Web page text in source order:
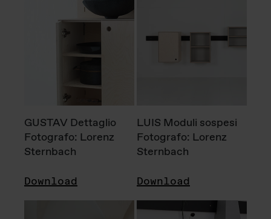
GUSTAV Dettaglio
Fotografo: Lorenz
Sternbach
Download
LUIS Moduli sospesi
Fotografo: Lorenz
Sternbach
Download